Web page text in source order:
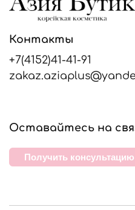
Контакты
+7(4152)41-41-91
Оставайтесь на
Получить консультацию